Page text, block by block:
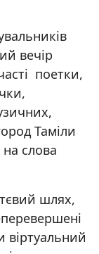
вечір
поетки,
Таміли
на слова
шлях,
віртуальний